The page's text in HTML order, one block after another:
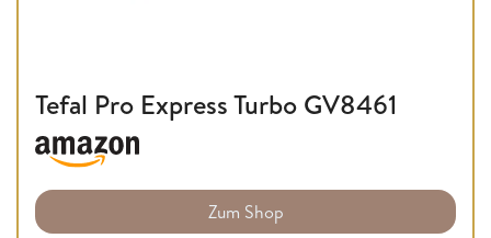
Tefal Pro Express Turbo GV8461
Zum Shop